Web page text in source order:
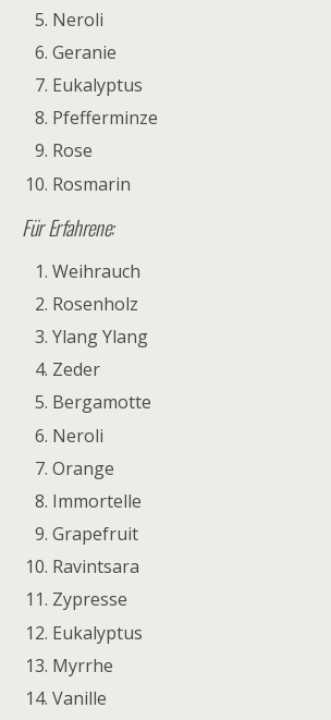
Neroli
Geranie
Eukalyptus
Pfefferminze
Rose
Rosmarin
Für Erfahrene:
Weihrauch
Rosenholz
Ylang Ylang
Zeder
Bergamotte
Neroli
Orange
Immortelle
Grapefruit
Ravintsara
Zypresse
Eukalyptus
Myrrhe
Vanille